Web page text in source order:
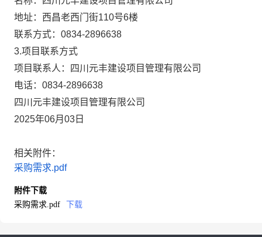
地址： 西昌老西门街110号6楼
联系方式： 0834-2896638
3.项目联系方式
项目联系人：
四川元丰建设项目管理有限公司
电话： 0834-2896638
四川元丰建设项目管理有限公司
2025年06月03日
相关附件：
采购需求.pdf
附件下载
采购需求.pdf
下载